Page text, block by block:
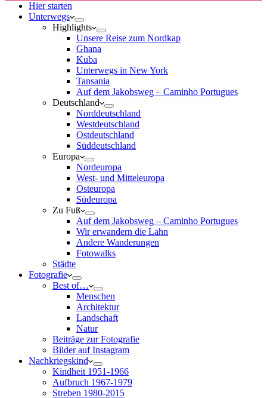
Hier starten
Unterwegs
Highlights
Unsere Reise zum Nordkap
Ghana
Kuba
Unterwegs in New York
Tansania
Auf dem Jakobsweg – Caminho Portugues
Deutschland
Norddeutschland
Westdeutschland
Ostdeutschland
Süddeutschland
Europa
Nordeuropa
West- und Mitteleuropa
Osteuropa
Südeuropa
Zu Fuß
Auf dem Jakobsweg – Caminho Portugues
Wir erwandern die Lahn
Andere Wanderungen
Fotowalks
Städte
Fotografie
Best of…
Menschen
Architektur
Landschaft
Natur
Beiträge zur Fotografie
Bilder auf Instagram
Nachkriegskind
Kindheit 1951-1966
Aufbruch 1967-1979
Streben 1980-2015